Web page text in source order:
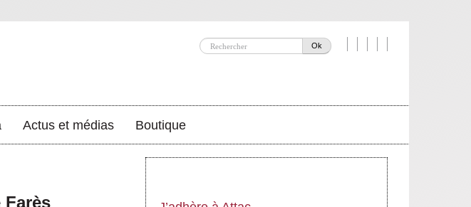
Ok
Actus et médias Boutique
Farès